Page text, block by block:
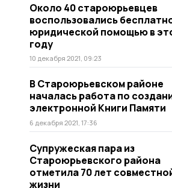
Около 40 староюрьевцев
воспользовались
юридической помощью в
году
10 декабря 2021, 09:23
В Староюрьевском районе
началась работа по
электронной Книги Памяти
6 декабря 2021, 17:36
Супружеская пара из
Староюрьевского района
отметила 70 лет
жизни